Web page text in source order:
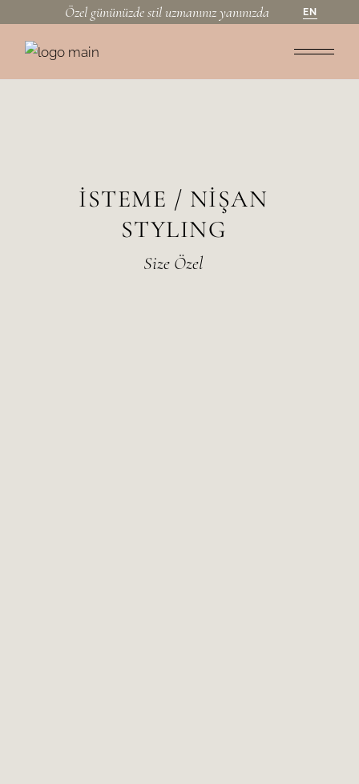
Özel gününüzdestil uzmanınızyanınızda EN
İSTEME / NİŞAN
STYLING
Size Özel